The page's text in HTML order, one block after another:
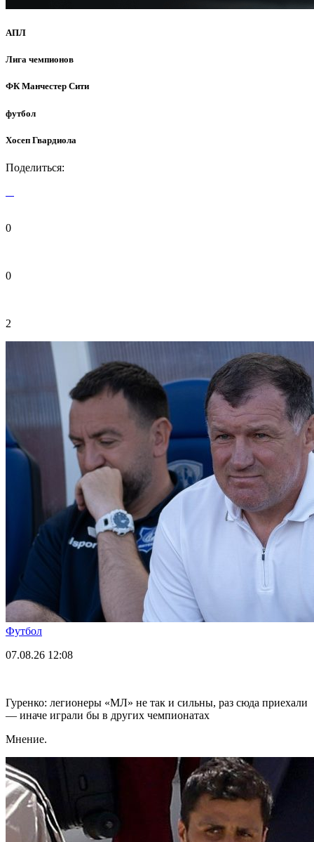
АПЛ
Лига чемпионов
ФК Манчестер Сити
футбол
Хосеп Гвардиола
Поделиться:
0
0
2
Футбол
07.08.26 12:08
Гуренко: легионеры «МЛ» не так и сильны, раз сюда приехали
— иначе играли бы в других чемпионатах
Мнение.